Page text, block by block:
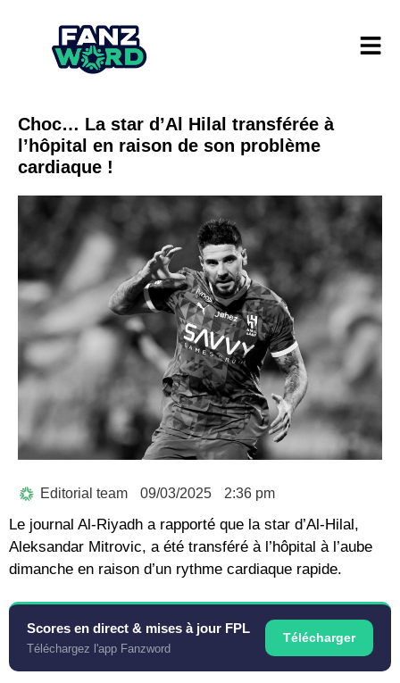
Choc… La star d’Al Hilal transférée à
l’hôpital en raison de son problème
cardiaque !
Editorial team 09/03/2025 2:36 pm
Le journal Al-Riyadh a rapporté que la star d’Al-Hilal,
Aleksandar Mitrovic, a été transféré à l’hôpital à l’aube
dimanche en raison d’un rythme cardiaque rapide.
Scores en direct & mises à jour FPL
Téléchargez l'app Fanzword
Télécharger